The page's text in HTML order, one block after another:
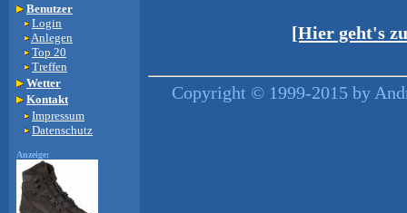
Benutzer
Login
Anlegen
Top 20
Treffen
Wetter
Kontakt
Impressum
Datenschutz
Anzeige:
[Hier geht's
Copyright © 1999-2015 by